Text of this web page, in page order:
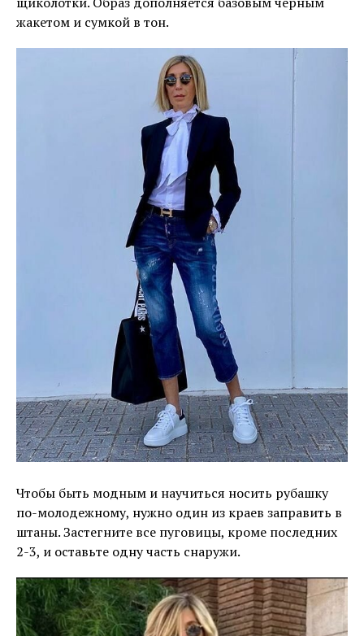
жакетом и сумкой в ​​тон.
Чтобы быть модным и научиться носить рубашку
по-молодежному, нужно один из краев заправить в
штаны. Застегните все пуговицы, кроме последних
2-3, и оставьте одну часть снаружи.